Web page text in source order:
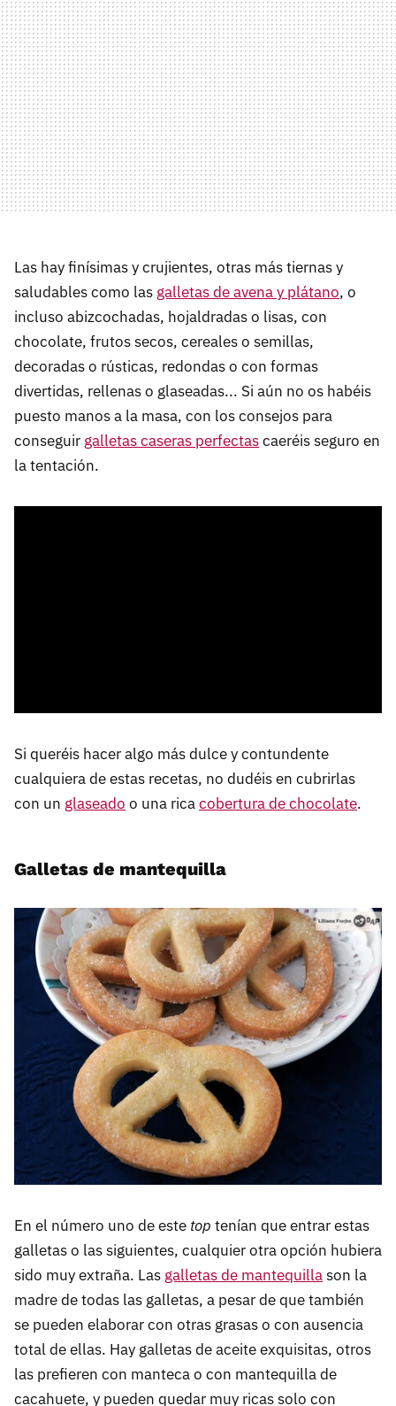
Las hay finísimas y crujientes, otras más tiernas y
saludables como lasgalletas de avena y plátano, o
incluso abizcochadas, hojaldradas o lisas, con
chocolate, frutos secos, cereales o semillas,
decoradas o rústicas, redondas o con formas
divertidas, rellenas o glaseadas... Si aún no os habéis
puesto manos a la masa, con los consejos para
conseguirgalletas caseras perfectascaeréis seguro en
la tentación.
Si queréis hacer algo más dulce y contundente
cualquiera de estas recetas, no dudéis en cubrirlas
con un glaseado o una ricacobertura de chocolate.
Galletas de mantequilla
En el número uno de este top tenían que entrar estas
galletas o las siguientes, cualquier otra opción hubiera
sido muy extraña. Las galletas de mantequillason la
madre de todas las galletas, a pesar de que también
se pueden elaborar con otras grasas o con ausencia
total de ellas. Hay galletas de aceite exquisitas, otros
las prefieren con manteca o con mantequilla de
cacahuete, y pueden quedar muy ricas solo con